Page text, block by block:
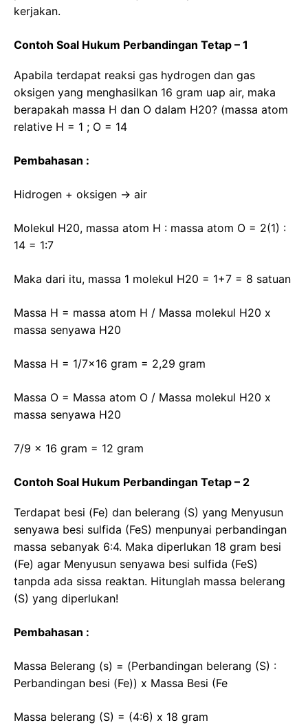
kerjakan.
Contoh Soal Hukum Perbandingan Tetap – 1
Apabila terdapat reaksi gas hydrogen dan gas
oksigen yang menghasilkan 16 gram uap air, maka
berapakah massa H dan O dalam H20? (massa atom
relative H = 1 ; O = 14
Pembahasan :
Hidrogen + oksigen -> air
Molekul H20, massa atom H : massa atom O = 2(1) :
14 = 1:7
Maka dari itu, massa 1 molekul H20 = 1+7 = 8 satuan
Massa H = massa atom H / Massa molekul H20 x
massa senyawa H20
Massa H = 1/7×16 gram = 2,29 gram
Massa O = Massa atom O / Massa molekul H20 x
massa senyawa H20
7/9 x 16 gram = 12 gram
Contoh Soal Hukum Perbandingan Tetap – 2
Terdapat besi (Fe) dan belerang (S) yang Menyusun
senyawa besi sulfida (FeS) menpunyai perbandingan
massa sebanyak 6:4. Maka diperlukan 18 gram besi
(Fe) agar Menyusun senyawa besi sulfida (FeS)
tanpda ada sissa reaktan. Hitunglah massa belerang
(S) yang diperlukan!
Pembahasan :
Massa Belerang (s) = (Perbandingan belerang (S) :
Perbandingan besi (Fe)) x Massa Besi (Fe
Massa belerang (S) = (4:6) x 18 gram